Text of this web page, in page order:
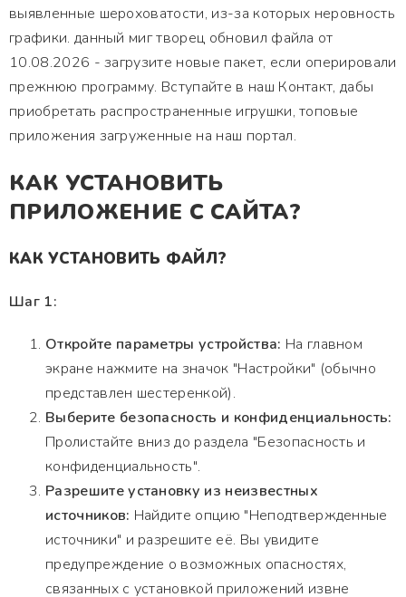
выявленные шероховатости, из-за которых неровность
графики. данный миг творец обновил файла от
10.08.2026 - загрузите новые пакет, если оперировали
прежнюю программу. Вступайте в наш Контакт, дабы
приобретать распространенные игрушки, топовые
приложения загруженные на наш портал.
КАК УСТАНОВИТЬ
ПРИЛОЖЕНИЕ С САЙТА?
КАК УСТАНОВИТЬ ФАЙЛ?
Шаг 1:
Откройте параметры устройства: На главном
экране нажмите на значок "Настройки" (обычно
представлен шестеренкой).
Выберите безопасность и конфиденциальность:
Пролистайте вниз до раздела "Безопасность и
конфиденциальность".
Разрешите установку из неизвестных
источников: Найдите опцию "Неподтвержденные
источники" и разрешите её. Вы увидите
предупреждение о возможных опасностях,
связанных с установкой приложений извне